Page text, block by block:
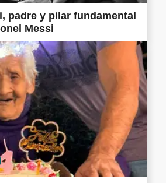
padre y pilar fundamental
Messi